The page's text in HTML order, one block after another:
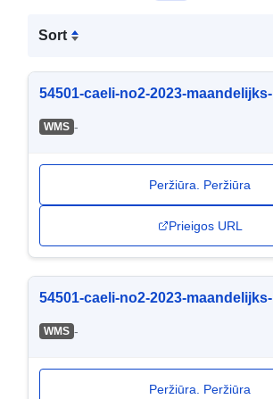
Sort
54501-caeli-no2-2023-maandelijks-
WMS -
Peržiūra. Peržiūra
Prieigos URL
54501-caeli-no2-2023-maandelijks-
WMS -
Peržiūra. Peržiūra